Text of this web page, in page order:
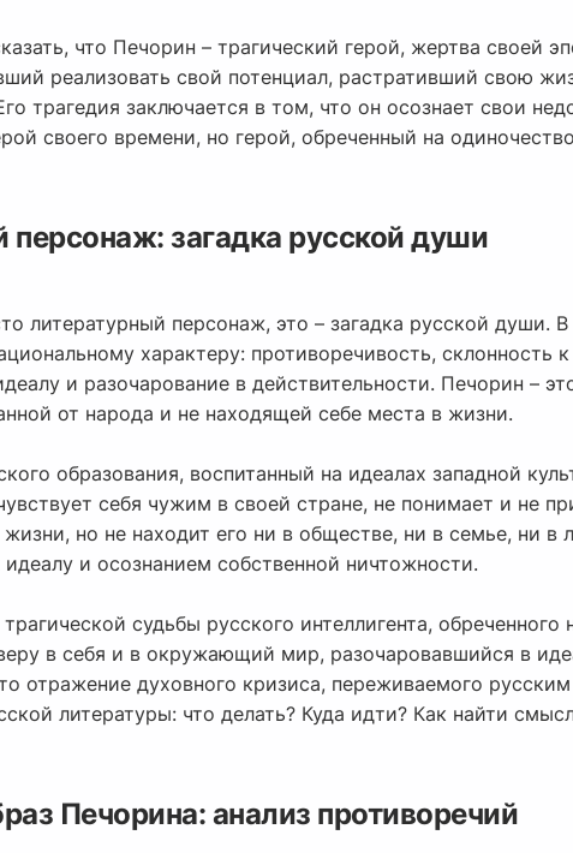
что Печорин – трагический герой, жертва своей
реализовать свой потенциал, растративший свою
трагедия заключается в том, что он осознает свои
своего времени, но герой, обреченный на
персонаж: загадка русской души
литературный персонаж, это – загадка русской души.
характеру: противоречивость, склонность
и разочарование в действительности. Печорин –
от народа и не находящей себе места в жизни.
образования, воспитанный на идеалах западной
себя чужим в своей стране, не понимает и не
но не находит его ни в обществе, ни в семье, ни в
и осознанием собственной ничтожности.
судьбы русского интеллигента,
в себя и в окружающий мир, разочаровавшийся в
отражение духовного кризиса, переживаемого
литературы: что делать? Куда идти? Как найти
Печорина: анализ противоречий